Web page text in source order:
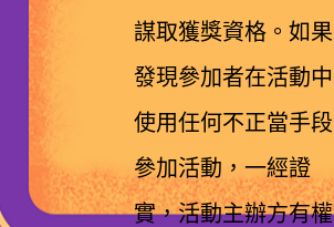
謀取獲獎資格。如果
發現參加者在活動中
使用任何不正當手段
參加活動，一經證
實，活動主辦方有權